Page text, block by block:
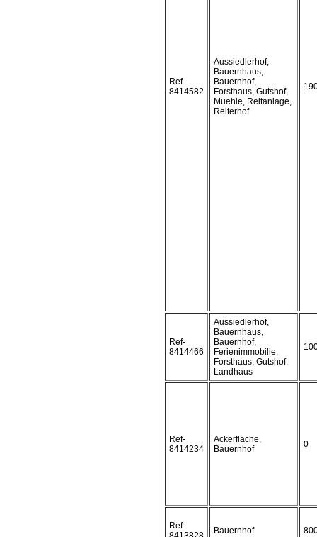
Ref-
8414582
Aussiedlerhof,
Bauernhaus,
Bauernhof,
Forsthaus, Gutshof,
Muehle, Reitanlage,
Reiterhof
Ref-
8414466
Aussiedlerhof,
Bauernhaus,
Bauernhof,
Ferienimmobilie,
Forsthaus, Gutshof,
Landhaus
Ref-
8414234
Ackerfläche,
Bauernhof
0
Ref-
Bauernhof